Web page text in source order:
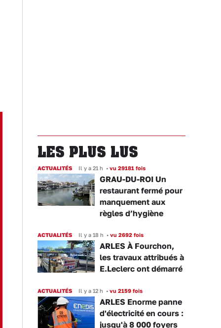
LES PLUS LUS
ACTUALITÉS Il y a 21 h • vu 29181 fois
GRAU-DU-ROI Un
restaurant fermé pour
manquement aux
règles d’hygiène
ACTUALITÉS Il y a 18 h • vu 2692 fois
ARLES À Fourchon,
les travaux attribués à
E.Leclerc ont démarré
ACTUALITÉS Il y a 12 h • vu 2159 fois
ARLES Enorme panne
d'électricité en cours :
jusqu'à 8 000 foyers